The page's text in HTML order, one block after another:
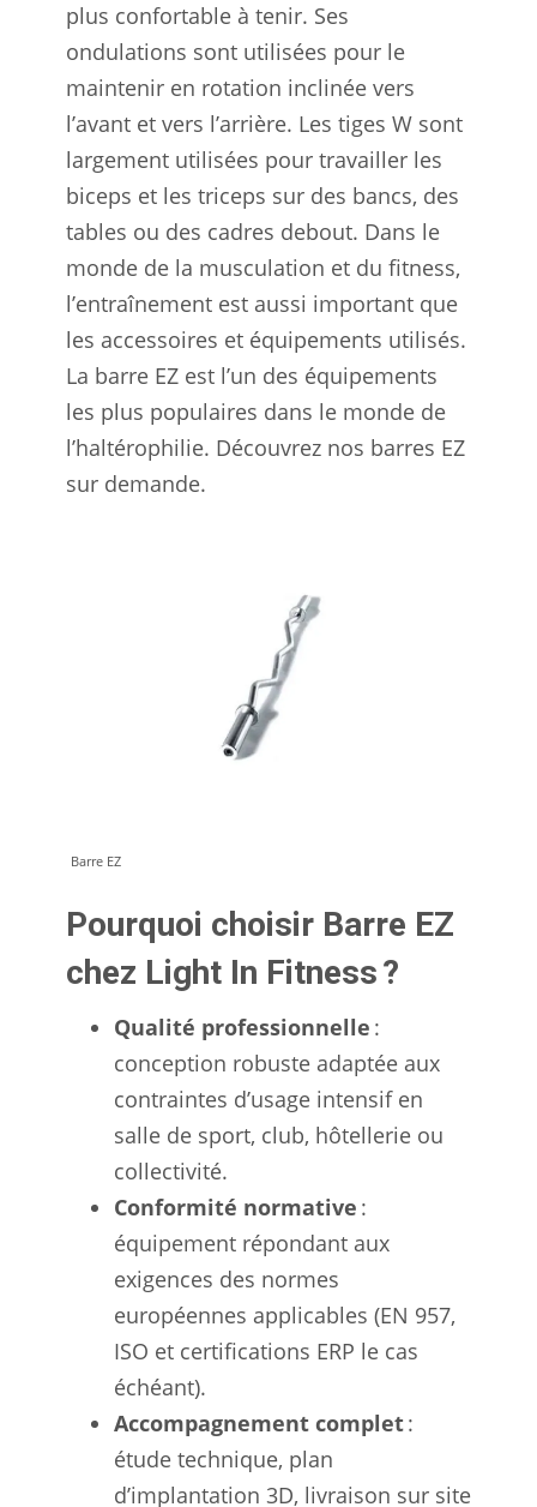
plus confortable à tenir. Ses
ondulations sont utilisées pour le
maintenir en rotation inclinée vers
l’avant et vers l’arrière. Les tiges W sont
largement utilisées pour travailler les
biceps et les triceps sur des bancs, des
tables ou des cadres debout. Dans le
monde de la musculation et du fitness,
l’entraînement est aussi important que
les accessoires et équipements utilisés.
La barre EZ est l’un des équipements
les plus populaires dans le monde de
l’haltérophilie. Découvrez nos barres EZ
sur demande.
Barre EZ
Pourquoi choisir Barre EZ
chez Light In Fitness ?
Qualité professionnelle :
conception robuste adaptée aux
contraintes d’usage intensif en
salle de sport, club, hôtellerie ou
collectivité.
Conformité normative :
équipement répondant aux
exigences des normes
européennes applicables (EN 957,
ISO et certifications ERP le cas
échéant).
Accompagnement complet:
étude technique, plan
d’implantation 3D, livraison sur site